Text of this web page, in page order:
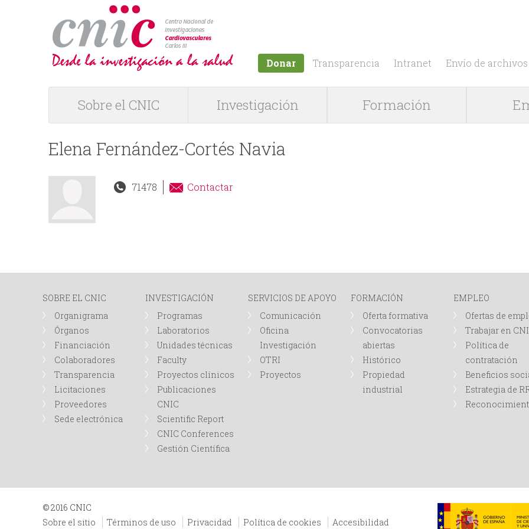
Donar Transparencia Intranet Envío de archivos
e
n
P
N
C
P
A
Sobre el CNIC Investigación Formación
Elena Fernández-Cortés Navia
71478 Contactar
SOBRE EL CNIC
Organigrama
Órganos
Financiación
Colaboradores
Transparencia
Licitaciones
Proveedores
Sede electrónica
INVESTIGACIÓN
Programas
Laboratorios
Unidades técnicas
Faculty
Proyectos clínicos
Publicaciones
CNIC
Scientific Report
CNIC Conferences
Gestión Científica
SERVICIOS DE APOYO
Comunicación
Oficina
Investigación
OTRI
Proyectos
FORMACIÓN
Oferta formativa
Convocatorias
abiertas
Histórico
Propiedad
industrial
EMPLEO
Ofertas de
Trabajar en
Política de
contratación
Beneficios
Estrategia de
© 2016 CNIC
Sobre el sitio
Términos de uso Privacidad Política de cookies Accesibilidad